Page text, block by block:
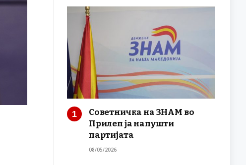
Советничка на ЗНАМ во
Прилеп ја напушти
партијата
08/05/2026